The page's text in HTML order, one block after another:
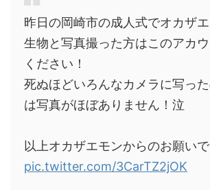
昨日の岡崎市の成人式でオカザ
生物と写真撮った方はこのアカ
ください！
死ぬほどいろんなカメラに写っ
は写真がほぼありません！泣
以上オカザエモンからのお願いで
pic.twitter.com/3CarTZ2jOK